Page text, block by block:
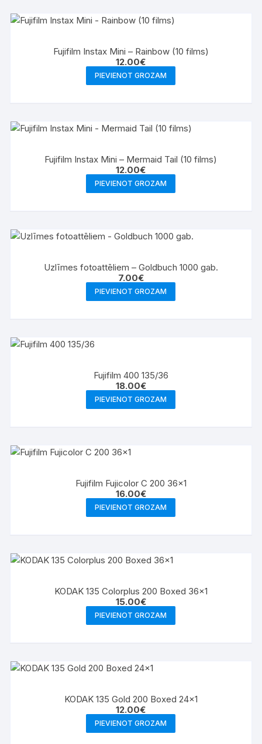
Fujifilm Instax Mini – Rainbow (10 films)
12.00€
PIEVIENOT GROZAM
Fujifilm Instax Mini – Mermaid Tail (10 films)
12.00€
PIEVIENOT GROZAM
Uzlīmes fotoattēliem – Goldbuch 1000 gab.
7.00€
PIEVIENOT GROZAM
Fujifilm 400 135/36
18.00€
PIEVIENOT GROZAM
Fujifilm Fujicolor C 200 36×1
16.00€
PIEVIENOT GROZAM
KODAK 135 Colorplus 200 Boxed 36×1
15.00€
PIEVIENOT GROZAM
KODAK 135 Gold 200 Boxed 24×1
12.00€
PIEVIENOT GROZAM